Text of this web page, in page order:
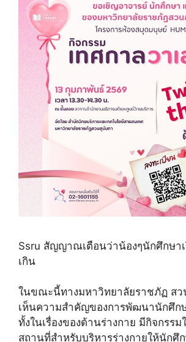
Ssru สัญญาณเตือนว่าน้องๆนักศึกษา
เกิน
ในขณะนี้ทางมหาวิทยาลัยราชภัฏ สว
เห็นความสำคัญของการพัฒนานักศึก
ทั้งในเรื่องของด้านร่างกาย มีกิจกรรม
สถานที่สำหรับบริหารร่างกายให้นักศึ